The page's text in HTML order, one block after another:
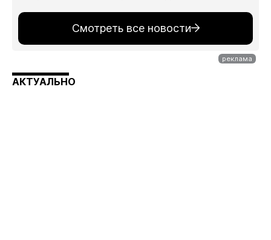
Смотреть все новости
АКТУАЛЬНО